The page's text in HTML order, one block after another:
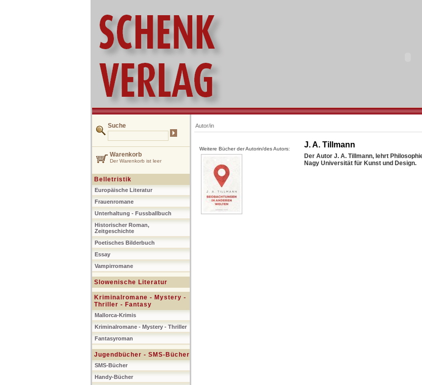
Suche
Warenkorb
Der Warenkorb ist leer
Belletristik
Europäische Literatur
Frauenromane
Unterhaltung - Fussballbuch
Historischer Roman,
Zeitgeschichte
Poetisches Bilderbuch
Essay
Vampirromane
Slowenische Literatur
Kriminalromane - Mystery -
Thriller - Fantasy
Mallorca-Krimis
Kriminalromane - Mystery - Thriller
Fantasyroman
Jugendbücher - SMS-Bücher
SMS-Bücher
Handy-Bücher
Autor/in
Weitere Bücher der Autorin/des Autors: J. A. Tillmann
Der Autor J. A. Tillmann, lehrt
Nagy Universität für Kunst und Design.